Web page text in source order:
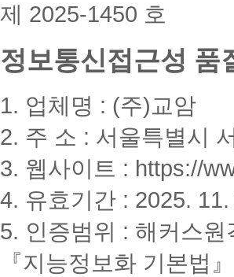
제 2025-1450 호
정보통신접근성 품
1. 업체명 : (주)교암
2. 주 소 : 서울특별시
3. 웹사이트 : https://
4. 유효기간 : 2025.
5. 인증범위 : 해커스
『지능정보화 기본법